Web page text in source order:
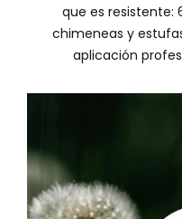
que es resistente:
chimeneas y
aplicación